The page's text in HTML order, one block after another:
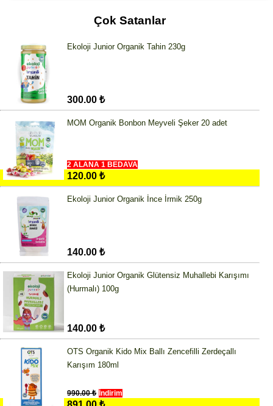
Çok Satanlar
Ekoloji Junior Organik Tahin 230g
300.00 ₺
MOM Organik Bonbon Meyveli Şeker 20 adet
2 ALANA 1 BEDAVA
120.00 ₺
Ekoloji Junior Organik İnce İrmik 250g
140.00 ₺
Ekoloji Junior Organik Glütensiz Muhallebi Karışımı
(Hurmalı) 100g
140.00 ₺
OTS Organik Kido Mix Ballı Zencefilli Zerdeçallı
Karışım 180ml
990.00 ₺ İndirim